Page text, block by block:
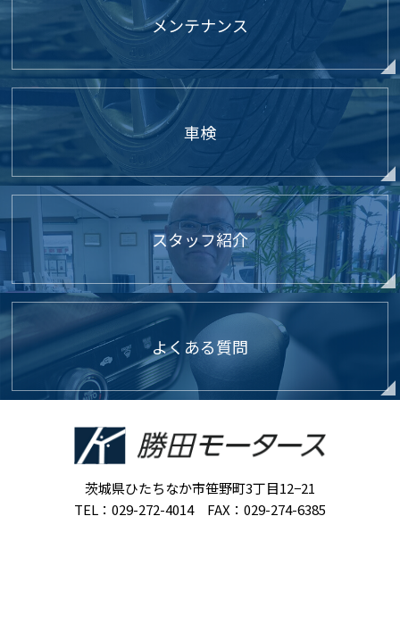
メンテナンス
車検
スタッフ紹介
よくある質問
茨城県ひたちなか市笹野町3丁目12−21
TEL：029-272-4014 FAX：029-274-6385